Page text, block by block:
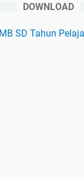
DOWNLOAD
SD Tahun